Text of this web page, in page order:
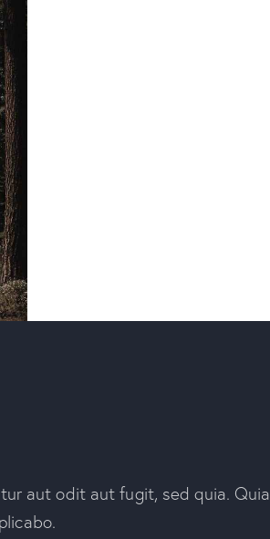
aut odit aut fugit, sed quia. Quia